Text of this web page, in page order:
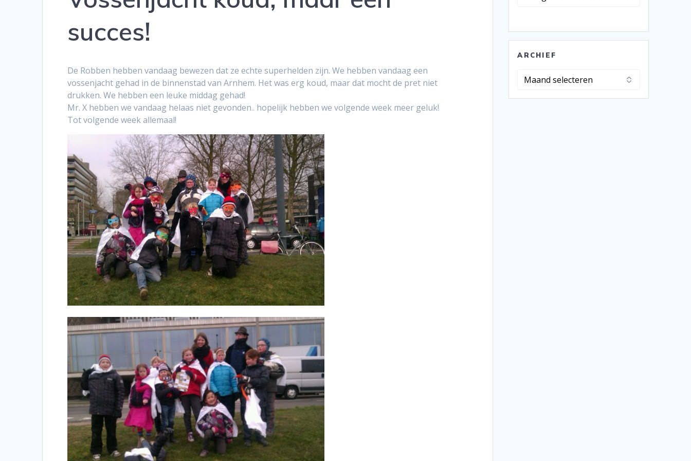
succes!
De Robben hebben vandaag bewezen dat ze echte superhelden zijn. We hebben vandaag een
vossenjacht gehad in de binnenstad van Arnhem. Het was erg koud, maar dat mocht de pret niet
drukken. We hebben een leuke middag gehad!
Mr. X hebben we vandaag helaas niet gevonden.. hopelijk hebben we volgende week meer geluk!
Tot volgende week allemaal!
ARCHIEF
Archief